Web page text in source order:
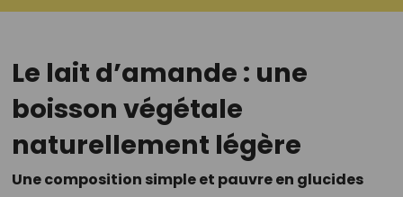
Le lait d’amande : une
boisson végétale
naturellement légère
Une composition simple et pauvre en glucides